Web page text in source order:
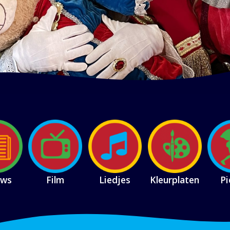
Film Liedjes Kleurplaten